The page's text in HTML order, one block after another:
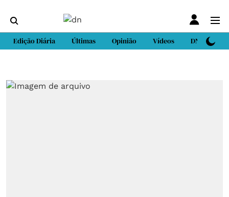
Edição Diária Últimas Opinião Vídeos DN Sport